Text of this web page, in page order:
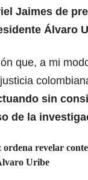
Jaimes de
Álvaro
que, a mi
sin
de la
ordena revelar
Uribe